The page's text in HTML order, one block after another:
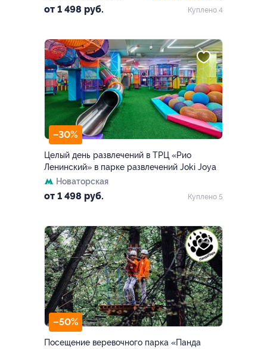
Красногорск,
от 1 498 руб.
Куплено 4
–30%
Целый день развлечений в ТРЦ «Рио
Ленинский» в парке развлечений Joki Joya
Новаторская
от 1 498 руб. Куплено 5
–50%
Посещение веревочного парка «Панда